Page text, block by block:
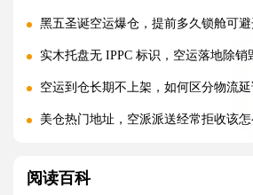
黑五圣诞空运爆仓，提前多久锁舱可
实木托盘无 IPPC 标识，空运落地除
空运到仓长期不上架，如何区分物流
美仓热门地址，空派派送经常拒收该
国际快递包装做错直接破损（跨境发
阅读百科